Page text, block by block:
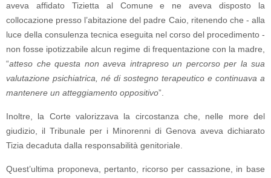
aveva affidato Tizietta al Comune e ne aveva disposto la
collocazione presso l’abitazione del padre Caio, ritenendo che - alla
luce della consulenza tecnica eseguita nel corso del procedimento -
non fosse ipotizzabile alcun regime di frequentazione con la madre,
“atteso che questa non aveva intrapreso un percorso per la sua
valutazione psichiatrica, né di sostegno terapeutico e continuava a
mantenere un atteggiamento oppositivo”.
Inoltre, la Corte valorizzava la circostanza che, nelle more del
giudizio, il Tribunale per i Minorenni di Genova aveva dichiarato
Tizia decaduta dalla responsabilità genitoriale.
Quest’ultima proponeva, pertanto, ricorso per cassazione, in base